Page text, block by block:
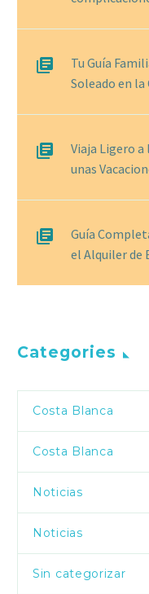
Tu Guía
Soleado en
Viaja Ligero a
unas
Guía
el Alquiler de
Categories
Costa Blanca
Costa Blanca
Noticias
Noticias
Sin categorizar